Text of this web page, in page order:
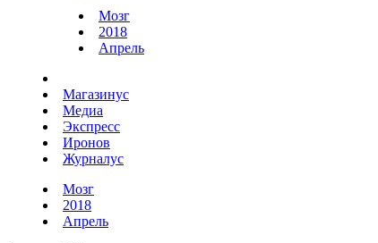
Мозг
2018
Апрель
Магазинус
Медиа
Экспресс
Иронов
Журналус
Мозг
2018
Апрель